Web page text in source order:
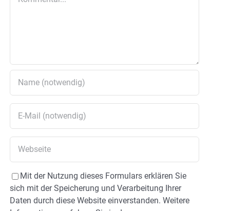
Mit der Nutzung dieses Formulars erklären Sie
sich mit der Speicherung und Verarbeitung Ihrer
Daten durch diese Website einverstanden. Weitere